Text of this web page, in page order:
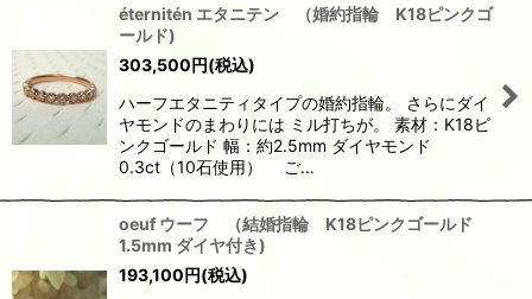
éternitén エタニテン （婚約指輪 K18ピンクゴ
ールド)
303,500円(税込)
ハーフエタニティタイプの婚約指輪。 さらにダイ
ヤモンドのまわりには ミル打ちが。 素材：K18ピ
ンクゴールド 幅：約2.5mm ダイヤモンド
0.3ct（10石使用） ご…
oeuf ウーフ （結婚指輪 K18ピンクゴールド
1.5mm ダイヤ付き)
193,100円(税込)